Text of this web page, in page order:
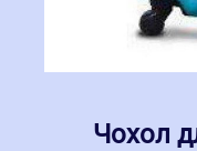
Чохол